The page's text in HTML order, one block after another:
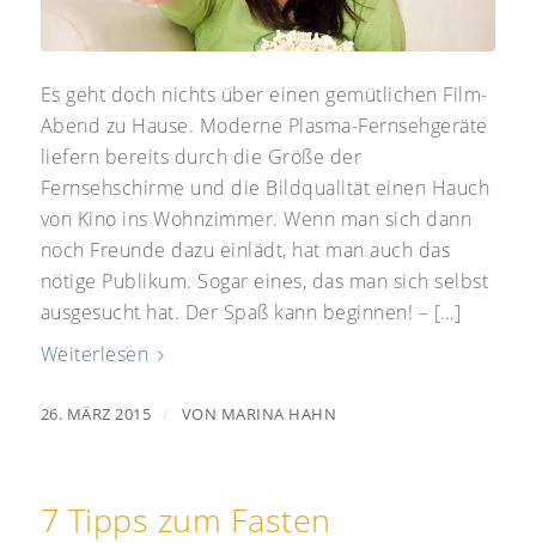
Es geht doch nichts über einen gemütlichen Film-
Abend zu Hause. Moderne Plasma-Fernsehgeräte
liefern bereits durch die Größe der
Fernsehschirme und die Bildqualität einen Hauch
von Kino ins Wohnzimmer. Wenn man sich dann
noch Freunde dazu einlädt, hat man auch das
nötige Publikum. Sogar eines, das man sich selbst
ausgesucht hat. Der Spaß kann beginnen! – […]
Weiterlesen
26. MÄRZ 2015 / VON MARINA HAHN
7 Tipps zum Fasten